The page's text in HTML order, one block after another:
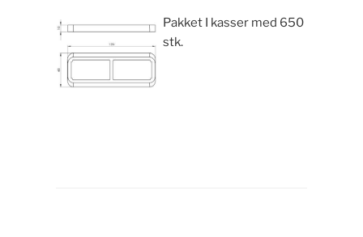
Pakket I kasser med 650
stk.